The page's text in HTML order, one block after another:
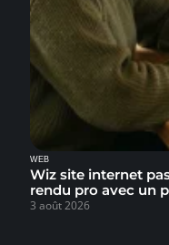
WEB
Wiz site internet
rendu pro avec un
3 août 2026